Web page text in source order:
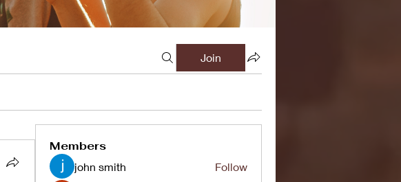
Join
Members
john smith
Follow